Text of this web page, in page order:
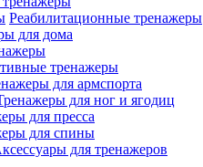
Реабилитационные тренажеры
для дома
тренажеры
для армспорта
для ног и ягодиц
для пресса
для спины
для тренажеров